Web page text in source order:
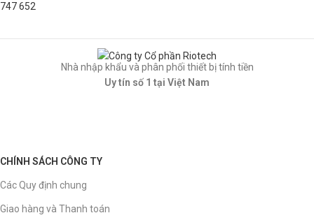
747 652
Nhà nhập khẩu và phân phối thiết bị tính tiền
Uy tín số 1 tại Việt Nam
CHÍNH SÁCH CÔNG TY
Các Quy định chung
Giao hàng và Thanh toán